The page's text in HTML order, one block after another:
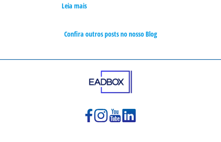
Leia mais
Confira outros posts no nosso Blog